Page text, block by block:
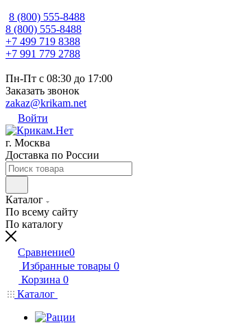
8 (800) 555-8488
8 (800) 555-8488
+7 499 719 8388
+7 991 779 2788
Пн-Пт с 08:30 до 17:00
Заказать звонок
zakaz@krikam.net
Войти
г. Москва
Доставка по России
Каталог
По всему сайту
По каталогу
Сравнение0
Избранные товары 0
Корзина 0
Каталог